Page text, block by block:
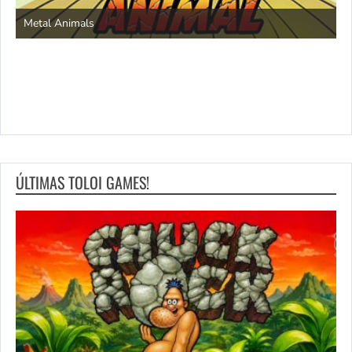
Metal Animals
ÚLTIMAS TOLOI GAMES!